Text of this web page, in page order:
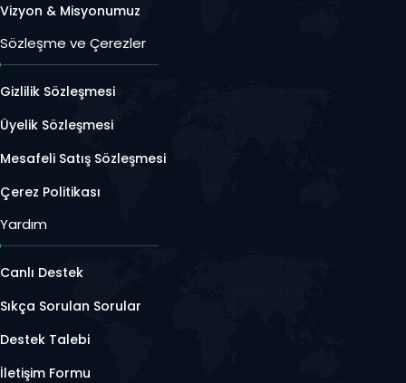
Vizyon & Misyonumuz
Sözleşme ve Çerezler
Gizlilik Sözleşmesi
Üyelik Sözleşmesi
Mesafeli Satış Sözleşmesi
Çerez Politikası
Yardım
Canlı Destek
Sıkça Sorulan Sorular
Destek Talebi
İletişim Formu